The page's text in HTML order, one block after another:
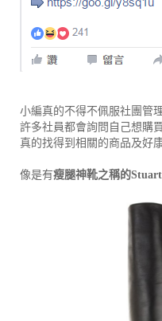
小編真的不得不佩服社團管
許多社員都會詢問自己想購
真的找得到相關的商品及好
像是有瘦腿神靴之稱的